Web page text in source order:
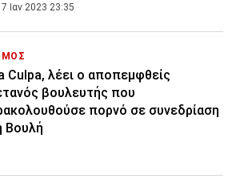
Ιαν 2023 23:35
Culpa, λέει ο αποπεμφθείς
βουλευτής που
πορνό σε συνεδρίαση
Βουλή